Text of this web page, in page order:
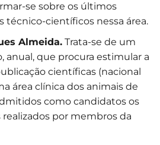
se sobre os últimos
técnico-científicos nessa área.
Almeida.Trata-se de um
anual, que procura estimular a
científicas (nacional
área clínica dos animais de
como candidatos os
por membros da